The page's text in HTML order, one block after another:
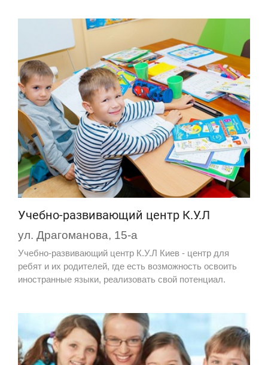
Учебно-развивающий центр К.У.Л
ул. Драгоманова, 15-а
Учебно-развивающий центр К.У.Л Киев - центр для
ребят и их родителей, где есть возможность освоить
иностранные языки, реализовать свой потенциал.